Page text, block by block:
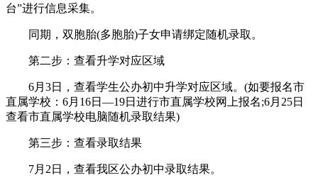
台”进行信息采集。
同期，双胞胎(多胞胎)子女申请绑定随机录取。
第二步：查看升学对应区域
6月3日，查看学生公办初中升学对应区域。(如要报名市
直属学校：6月16日—19日进行市直属学校网上报名;6月25日
查看市直属学校电脑随机录取结果)
第三步：查看录取结果
7月2日，查看我区公办初中录取结果。